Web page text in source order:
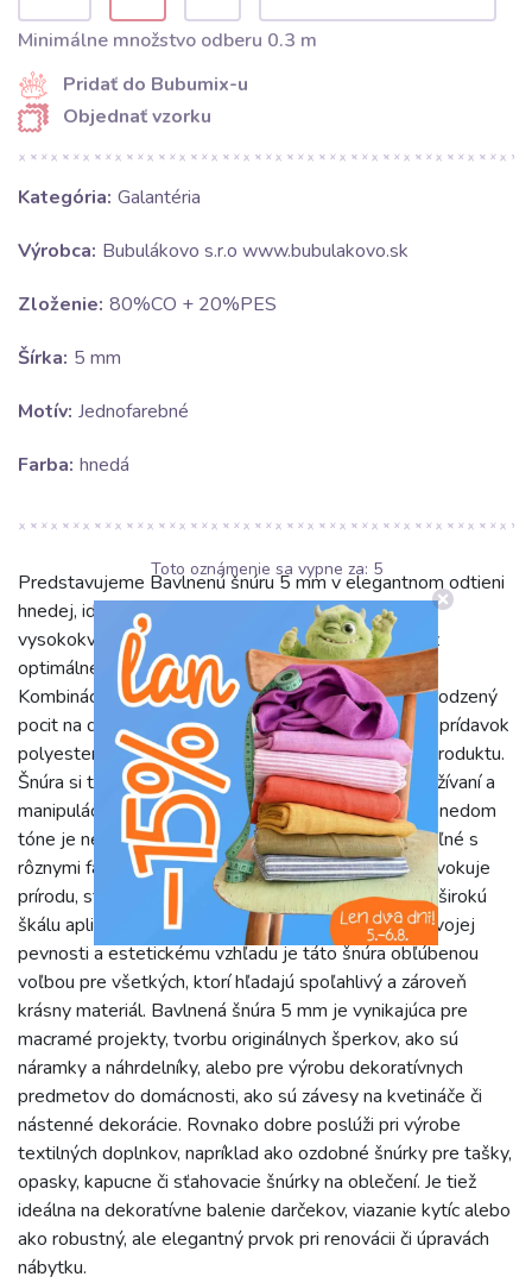
Minimálne množstvo odberu 0.3 m
Pridať do Bubumix-u
Objednať vzorku
Kategória: Galantéria
Výrobca: Bubulákovo s.r.o www.bubulakovo.sk
Zloženie: 80%CO + 20%PES
Šírka: 5 mm
Motív: Jednofarebné
Farba: hnedá
Predstavujeme Bavlnenú šnúru 5 mm v elegantnom odtieni
hnedej, ideálnu pre vaše kreatívne projekty. Táto
vysokokvalitná šnúra s hrúbkou 5 mm je vyrobená z
optimálnej zmesi 80% bavlny a 20% polyesteru.
Kombinácia týchto materiálov zaručuje príjemný, prirodzený
pocit na dotyk, ktorý je typický pre bavlnu, zatiaľ čo prídavok
polyesteru zvyšuje odolnosť, pevnosť a životnosť produktu.
Šnúra si tak udrží svoj tvar a farbu aj pri častom používaní a
manipulácii. Jej jednofarebné prevedenie v teplom hnedom
tóne je nesmierne univerzálne a ľahko kombinovateľné s
rôznymi farebnými paletami a štýlmi. Hnedá farba evokuje
prírodu, stabilitu a eleganciu, čo ju robí vhodnou pre širokú
škálu aplikácií od rustikálnych po moderné. Vďaka svojej
pevnosti a estetickému vzhľadu je táto šnúra obľúbenou
voľbou pre všetkých, ktorí hľadajú spoľahlivý a zároveň
krásny materiál. Bavlnená šnúra 5 mm je vynikajúca pre
macramé projekty, tvorbu originálnych šperkov, ako sú
náramky a náhrdelníky, alebo pre výrobu dekoratívnych
predmetov do domácnosti, ako sú závesy na kvetináče či
nástenné dekorácie. Rovnako dobre poslúži pri výrobe
textilných doplnkov, napríklad ako ozdobné šnúrky pre tašky,
opasky, kapucne či sťahovacie šnúrky na oblečení. Je tiež
ideálna na dekoratívne balenie darčekov, viazanie kytíc alebo
ako robustný, ale elegantný prvok pri renovácii či úpravách
nábytku.
Toto oznámenie sa vypne za: 5